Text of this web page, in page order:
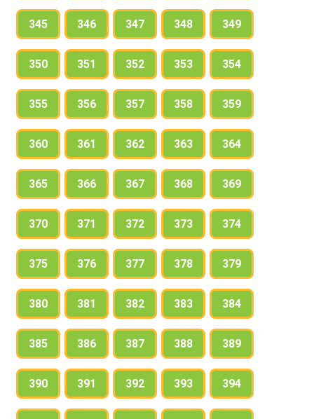
345 346 347 348 349
350 351 352 353 354
355 356 357 358 359
360 361 362 363 364
365 366 367 368 369
370 371 372 373 374
375 376 377 378 379
380 381 382 383 384
385 386 387 388 389
390 391 392 393 394